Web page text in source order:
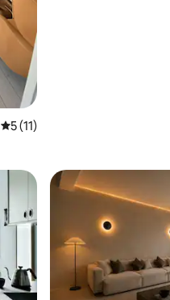
平均评分 5 分（满分 5 分），共
5 (11)